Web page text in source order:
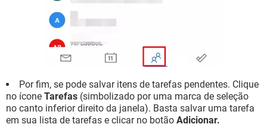
Por fim, se pode salvar itens de tarefas pendentes. Clique
no ícone Tarefas (simbolizado por uma marca de seleção
no canto inferior direito da janela). Basta salvar uma tarefa
em sua lista de tarefas e clicar no botão Adicionar.